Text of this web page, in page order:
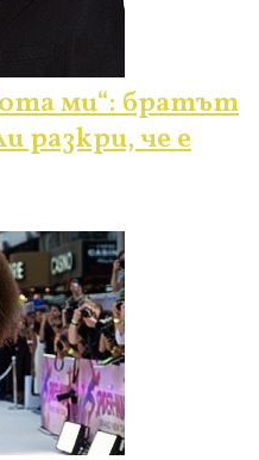
ми“: братът
разкри, че е